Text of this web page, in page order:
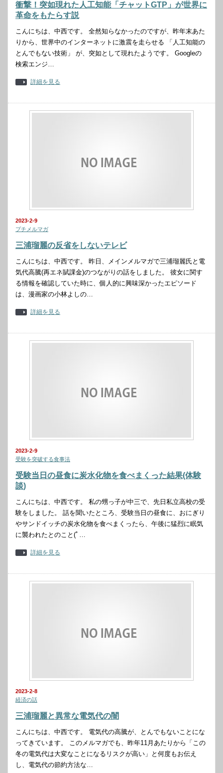
衝撃！突如現れた人工知能「チャットGTP」が世界に
革命をもたらす説
こんにちは、中西です。 全然知らなかったのですが、昨年末あた
りから、世界中のインターネットに激震を走らせる 「人工知能の
とんでもない技術」 が、突如として現れたようです。 Googleの
検索エンジ…
詳細を見る
2023-2-9
プチメルマガ
三浦瑠麗の反省をしないテレビ
こんにちは、中西です。 昨日、メインメルマガで三浦瑠麗氏と電
気代高騰(再エネ賦課金)のつながりの話をしました。 彼女に関す
る情報を確認していた時に、個人的に興味深かったエピソード
は、漫画家の小林よしの…
詳細を見る
2023-2-9
受験を突破する食事法
受験当日の昼食に炭水化物を食べまくった結果(体験
談)
こんにちは、中西です。 私の甥っ子が中三で、先日私立高校の受
験をしました。 話を聞いたところ、受験当日の昼食に、おにぎり
やサンドイッチの炭水化物を食べまくったら、午後に猛烈に眠気
に襲われたとのこと(ﾟ…
詳細を見る
2023-2-8
経済の話
三浦瑠麗と異常な電気代の闇
こんにちは、中西です。 電気代の高騰が、とんでもないことにな
ってきています。 このメルマガでも、昨年11月あたりから「この
冬の電気代は大変なことになるリスクが高い」と何度もお伝え
し、電気代の節約方法な…